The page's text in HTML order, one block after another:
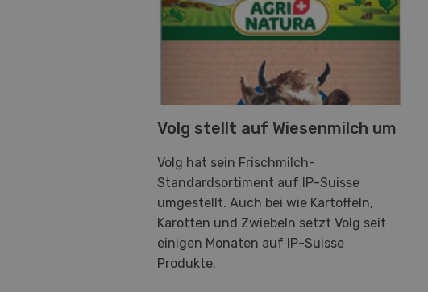
Volg stellt auf Wiesenmilch um
Volg hat sein Frischmilch-
Standardsortiment auf IP-Suisse
umgestellt. Auch bei wie Kartoffeln,
Karotten und Zwiebeln setzt Volg seit
einigen Monaten auf IP-Suisse
Produkte.